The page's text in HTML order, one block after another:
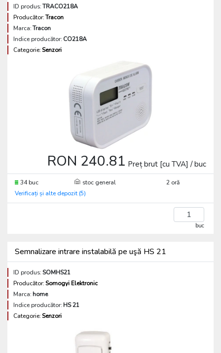
ID produs:TRACO218A
Producător:Tracon
Marca:Tracon
Indice producător: CO218A
Categorie:Senzori
RON 240.81 Preț brut [cu TVA] / buc
34 buc stoc general
2 oră
Verificați și alte depozit (5)
buc
Semnalizare intrare instalabilă pe uşă HS 21
ID produs:SOMHS21
Producător:Somogyi Elektronic
Marca:home
Indice producător:HS 21
Categorie:Senzori